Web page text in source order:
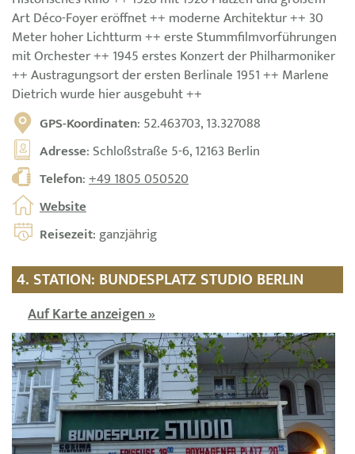
Art Déco-Foyer eröffnet ++ moderne Architektur ++ 30
Meter hoher Lichtturm ++ erste Stummfilmvorführungen
mit Orchester ++ 1945 erstes Konzert der Philharmoniker
++ Austragungsort der ersten Berlinale 1951 ++ Marlene
Dietrich wurde hier ausgebuht ++
GPS-Koordinaten: 52.463703, 13.327088
Adresse: Schloßstraße 5-6, 12163 Berlin
Telefon:+49 1805 050520
Website
Reisezeit: ganzjährig
4. STATION: BUNDESPLATZ STUDIO BERLIN
Auf Karte anzeigen »